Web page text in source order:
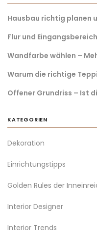
Hausbau richtig planen
Flur und
Wandfarbe wählen –
Warum die richtige
Offener Grundriss – Ist
KATEGORIEN
Dekoration
Einrichtungstipps
Golden Rules der
Interior Designer
Interior Trends